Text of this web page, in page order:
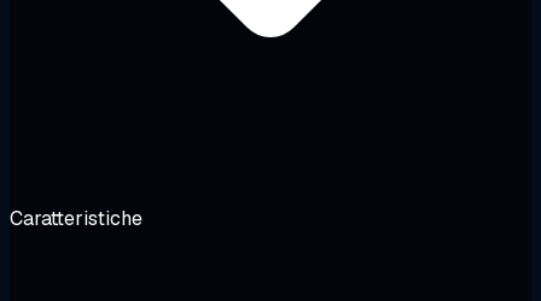
Caratteristiche